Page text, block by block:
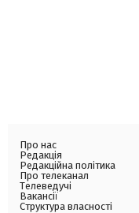
Про нас
Редакція
Редакційна політика
Про телеканал
Телеведучі
Вакансії
Структура власності